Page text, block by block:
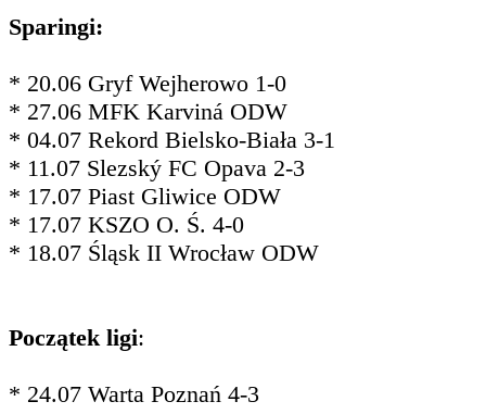
Sparingi:
* 20.06 Gryf Wejherowo 1-0
* 27.06 MFK Karviná ODW
* 04.07 Rekord Bielsko-Biała 3-1
* 11.07 Slezský FC Opava 2-3
* 17.07 Piast Gliwice ODW
* 17.07 KSZO O. Ś. 4-0
* 18.07 Śląsk II Wrocław ODW
Początek ligi:
* 24.07 Warta Poznań 4-3